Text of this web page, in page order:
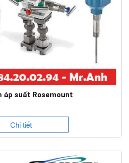
áp suất Rosemount
Chi tiết